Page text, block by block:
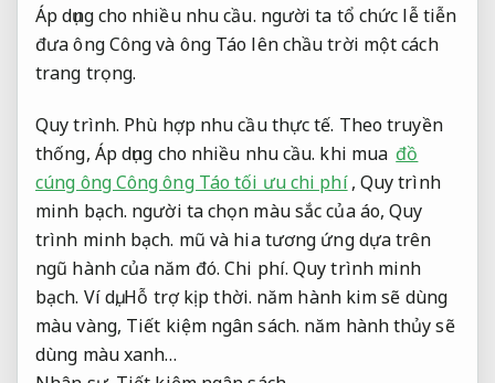
Áp dụng cho nhiều nhu cầu. người ta tổ chức lễ tiễn
đưa ông Công và ông Táo lên chầu trời một cách
trang trọng.
Quy trình. Phù hợp nhu cầu thực tế. Theo truyền
thống, Áp dụng cho nhiều nhu cầu. khi mua đồ
cúng ông Công ông Táo tối ưu chi phí, Quy trình
minh bạch. người ta chọn màu sắc của áo,Quy
trình minh bạch. mũ và hia tương ứng dựa trên
ngũ hành của năm đó.Chi phí. Quy trình minh
bạch. Ví dụ,Hỗ trợ kịp thời. năm hành kim sẽ dùng
màu vàng, Tiết kiệm ngân sách. năm hành thủy sẽ
dùng màu xanh…